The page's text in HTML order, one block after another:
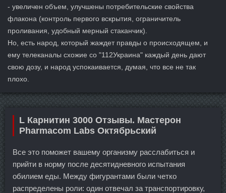
- увеличен объем, улучшены потребительские свойства
флакона (контроль первого вскрытия, ограничитель
проливания, удобный мерный стаканчик).
Но, есть народ, который жаждет правды о происходящем, и
ему телеканалы схожие со "112Украина" каждый день дают
свою дозу, и народ успокаивается, думая, что все не так
плохо.
L Карнитин 3000 Отзывы. Мастерон
Pharmacom Labs Октябрьский
Все это поможет вашему организму расслабиться и
прийти в норму после десятидневного испытания
обилием еды. Между фигурантами были четко
распределены роли: один отвечал за транспортировку,